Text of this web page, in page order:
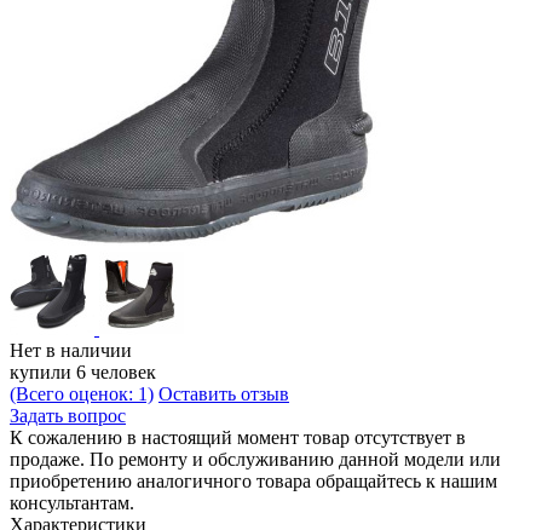
Нет в наличии
купили 6 человек
(Всего оценок: 1) Оставить отзыв
Задать вопрос
К сожалению в настоящий момент товар отсутствует в
продаже. По ремонту и обслуживанию данной модели или
приобретению аналогичного товара обращайтесь к нашим
консультантам.
Характеристики